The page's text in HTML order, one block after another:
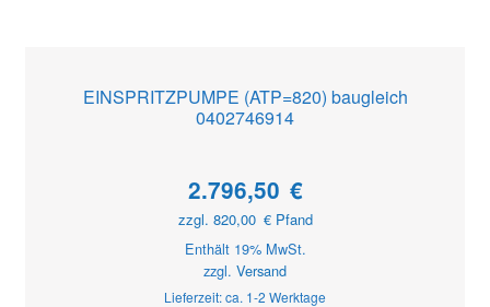
EINSPRITZPUMPE (ATP=820) baugleich
0402746914
2.796,50 €
zzgl. 820,00 €Pfand
Enthält 19% MwSt.
zzgl. Versand
Lieferzeit: ca. 1-2 Werktage